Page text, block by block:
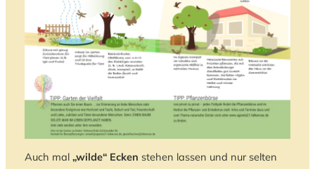
Auch mal „wilde“ Ecken stehen lassen und nur selten